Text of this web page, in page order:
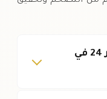
ما هو الفرق بين عيار 21 وعيار 24 في